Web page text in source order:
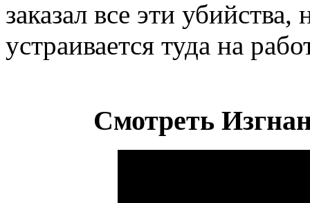
заказал все эти
устраивается туда на
Смотреть